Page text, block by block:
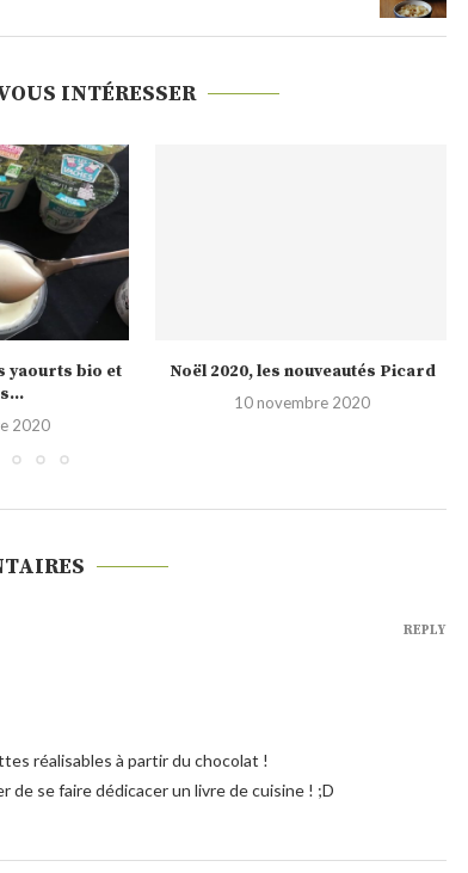
INTÉRESSER
yaourts bio et
2020
Noël 2020, les nouveautés Picard
10 novembre 2020
réalisables à partir du chocolat !
de se faire dédicacer un livre de cuisine ! ;D
REPLY